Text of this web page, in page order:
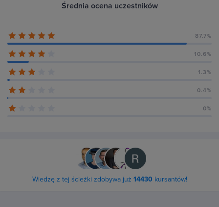
Średnia ocena uczestników
87.7%
10.6%
1.3%
0.4%
0%
Wiedzę z tej ścieżki zdobywa już 14430 kursantów!